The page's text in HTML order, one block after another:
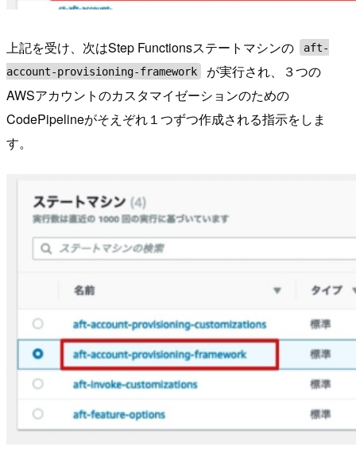
上記を受け、次はStep Functionsステートマシンの
aft-
account-provisioning-framework
が実行され、３つの
AWSアカウントのカスタマイゼーションのための
CodePipelineがそえぞれ１つずつ作成される指示をしま
す。